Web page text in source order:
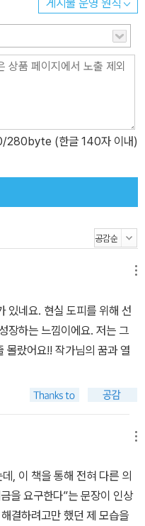
은 멈춰서야 하는 기로에 선
가장 큰 축이었던 달리기가
해, 저자는 흔들림 속에서도
독자들과 나눈다. 살아있
고 돌아온 저자는 아직 열기
한 걸음만 디뎌보자. 그 한
지도 모르니까.
게시물 운영 원칙
/280byte (한글 140자 이내)
있네요. 현실 도피를 위해 선
장하는 느낌이에요. 저는 그
몰랐어요!! 작가님의 꿈과 열
, 이 책을 통해 전혀 다른 의
을 요구한다”는 문장이 인상
결하려고만 했던 제 모습을